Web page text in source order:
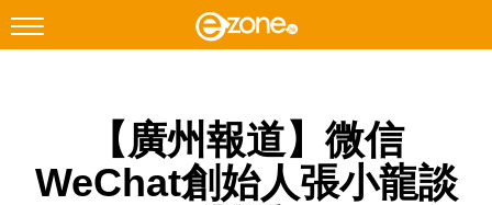
Instagram
科技焦點
【廣州報道】微信
WeChat創始人張小龍談